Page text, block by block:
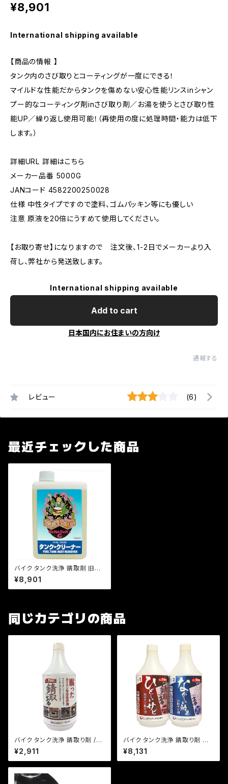
¥8,901
International shipping available
【商品の情報 】
タンク内のさび取りとコーティングが一度にできる！
マイルドな性能だからタンクを傷めない安心性能リンスinシャン
プー的なコーティング剤inさび取り剤／お湯を使うとさび取り性
能UP／繰り返し使用可能！（再使用の度に処理時間・能力は低下
します。）
詳細URL 詳細はこちら
メーカー品番 5000G
JANコード 4582200250028
仕様 中性タイプですので塗料、ゴムパッキン等にも優しい
注意 原液を20倍にうすめて使用してください。
【お取り寄せ】になりますので 注文後、1-2日でメーカーより入
荷し、弊社から発送致します。
International shipping available
Add to cart
日本国内にお住まいの方向け
通報する
レビュー (6)
最近チェックした商品
バイク タンク洗浄 錆取剤 旧車
レストア /花咲かG タンククリー
ナー 1L
¥8,901
同じカテゴリの商品
バイク タンク洗浄 錆取り剤 /錆
取革命シリーズ 腐ったガソリン
の洗浄剤
¥2,911
バイク タンク洗浄 錆取り剤 旧
車 レストア /錆取革命 革命 2本
セット
¥8,131